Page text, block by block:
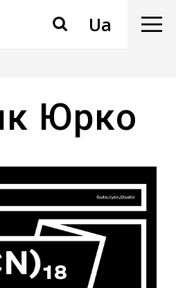
Ua
Юрко